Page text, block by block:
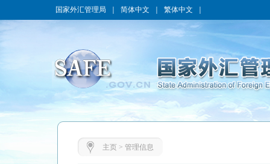
国家外汇管理局 简体中文 繁体中文
主页> 管理信息